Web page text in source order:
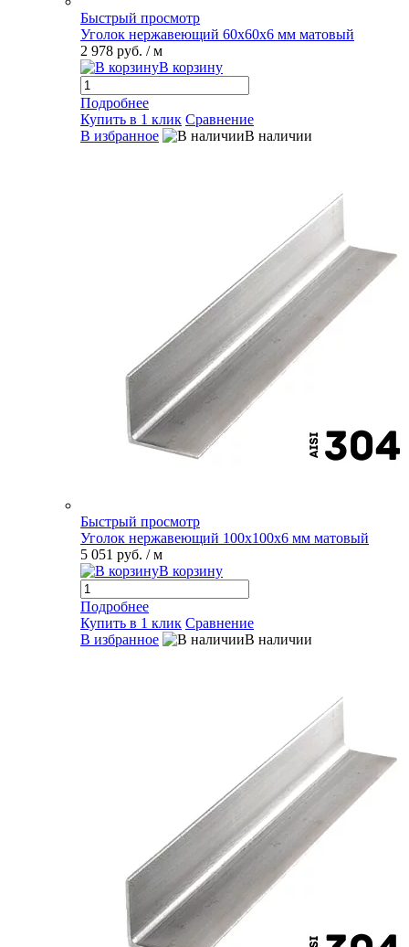
Быстрый просмотр
Уголок нержавеющий 60х60х6 мм матовый
2 978 руб. / м
В корзину
Подробнее
Купить в 1 клик Сравнение
В избранное
В наличии
Быстрый просмотр
Уголок нержавеющий 100х100х6 мм матовый
5 051 руб. / м
В корзину
Подробнее
Купить в 1 клик Сравнение
В избранное
В наличии